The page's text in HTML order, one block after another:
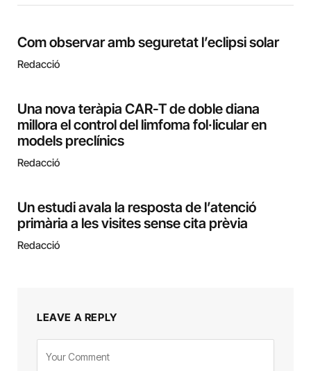
Com observar amb seguretat l’eclipsi solar
Redacció
Una nova teràpia CAR-T de doble diana
millora el control del limfoma fol·licular en
models preclínics
Redacció
Un estudi avala la resposta de l’atenció
primària a les visites sense cita prèvia
Redacció
LEAVE A REPLY